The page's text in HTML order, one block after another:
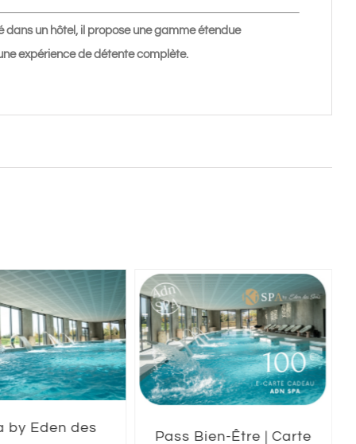
dans un hôtel, il propose une gamme étendue
expérience de détente complète.
by Eden des
Pass Bien-Être | Carte